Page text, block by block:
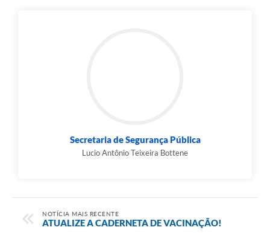
Secretaria de Segurança Pública
Lucio Antônio Teixeira Bottene
NOTÍCIA MAIS RECENTE
ATUALIZE A CADERNETA DE VACINAÇÃO!